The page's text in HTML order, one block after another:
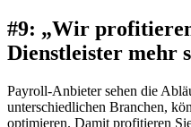
#9: „Wir
Dienstleister mehr
Payroll-Anbieter sehen die
unterschiedlichen Branchen,
optimieren. Damit profitieren